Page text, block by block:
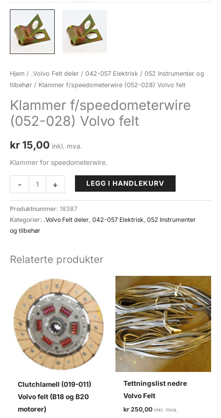
Hjem / .Volvo Felt deler / 042-057 Elektrisk / 052 Instrumenter og
tilbehør / Klammer f/speedometerwire (052-028) Volvo felt
Klammer f/speedometerwire
(052-028) Volvo felt
kr 15,00 inkl. mva.
Klammer for speedometerwire.
-
Klammer
f/speedometerwire
(052-
028)
Volvo
antall
+ LEGG I HANDLEKURV
Produktnummer: 18387
Kategorier: .Volvo Felt deler, 042-057 Elektrisk, 052 Instrumenter
og tilbehør
Relaterte produkter
Clutchlamell (019-011)
Volvo felt (B18 og B20
motorer)
Tettningslist nedre
Volvo Felt
kr 250,00